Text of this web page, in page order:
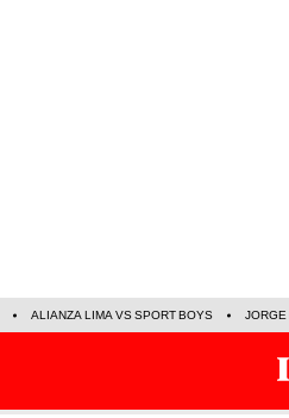
ALIANZA LIMA VS SPORT BOYS JORGE